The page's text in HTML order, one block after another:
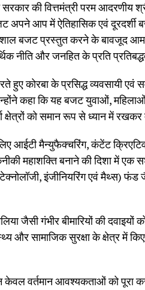
की वित्तमंत्री परम आदरणीय
बजट अपने आप में ऐतिहासिक एवं
बजट प्रस्तुत करने के बावजूद आम
नीति और जनहित के प्रति
हुए कोरबा के प्रसिद्ध व्यवसायी
कहा कि यह बजट युवाओं,
को समान रूप से ध्यान में रखकर
आईटी मैन्युफैक्चरिंग, कंटेंट
महाशक्ति बनाने की दिशा में
इंजीनियरिंग एवं मैथ्स) फंड
जैसी गंभीर बीमारियों की
और सामाजिक सुरक्षा के क्षेत्र में
वर्तमान आवश्यकताओं को पूरा